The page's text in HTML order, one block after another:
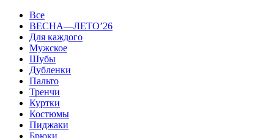
Все
ВЕСНА—ЛЕТО’26
Для каждого
Мужское
Шубы
Дубленки
Пальто
Тренчи
Куртки
Костюмы
Пиджаки
Брюки